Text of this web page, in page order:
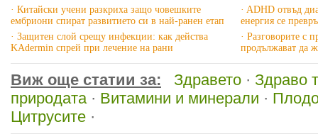
· Китайски учени разкриха защо човешките
ембриони спират развитието си в най-ранен етап
· Защитен слой срещу инфекции: как действа
KAdermin спрей при лечение на рани
· ADHD отвъд
енергия се
· Разговорите с
продължават да
Виж още статии за: Здравето · Здраво
природата· Витамини и минерали ·
Цитрусите ·